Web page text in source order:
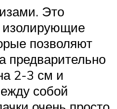
Это
позволяют
предварительно
2-3 см и
собой